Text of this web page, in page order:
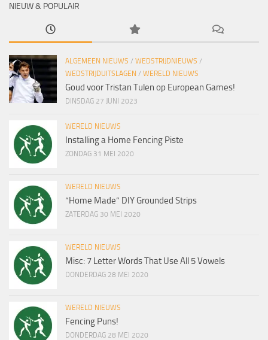
NIEUW & POPULAIR
ALGEMEEN NIEUWS / WEDSTRIJDNIEUWS /
WEDSTRIJDUITSLAGEN / WERELD NIEUWS
Goud voor Tristan Tulen op European Games!
DINSDAG 27 JUNI 2023
WERELD NIEUWS
Installing a Home Fencing Piste
ZONDAG 31 MEI 2020
WERELD NIEUWS
“Home Made” DIY Grounded Strips
ZATERDAG 30 MEI 2020
WERELD NIEUWS
Misc: 7 Letter Words That Use All 5 Vowels
DONDERDAG 28 MEI 2020
WERELD NIEUWS
Fencing Puns!
DONDERDAG 28 MEI 2020